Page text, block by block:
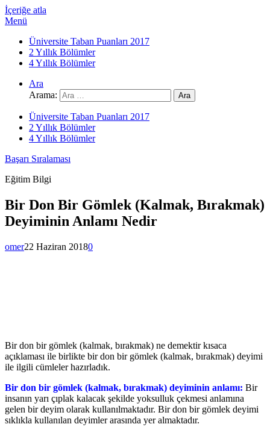
İçeriğe atla
Menü
Üniversite Taban Puanları 2017
2 Yıllık Bölümler
4 Yıllık Bölümler
Ara
Arama:
Üniversite Taban Puanları 2017
2 Yıllık Bölümler
4 Yıllık Bölümler
Başarı Sıralaması
Eğitim Bilgi
Bir Don Bir Gömlek (Kalmak, Bırakmak)
Deyiminin Anlamı Nedir
omer22 Haziran 20180
Bir don bir gömlek (kalmak, bırakmak) ne demektir kısaca
açıklaması ile birlikte bir don bir gömlek (kalmak, bırakmak) deyimi
ile ilgili cümleler hazırladık.
Bir don bir gömlek (kalmak, bırakmak) deyiminin anlamı: Bir
insanın yarı çıplak kalacak şekilde yoksulluk çekmesi anlamına
gelen bir deyim olarak kullanılmaktadır. Bir don bir gömlek deyimi
sıklıkla kullanılan deyimler arasında yer almaktadır.